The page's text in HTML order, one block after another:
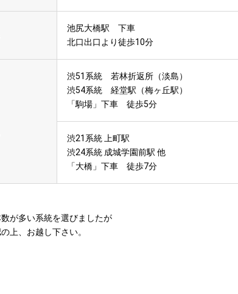
池尻大橋駅 下車
北口出口より徒歩10分
渋51系統 若林折返所（淡島）
渋54系統 経堂駅（梅ヶ丘駅）
「駒場」下車 徒歩5分
渋21系統 上町駅
渋24系統 成城学園前駅 他
「大橋」下車 徒歩7分
が多い系統を選びましたが
上、お越し下さい。